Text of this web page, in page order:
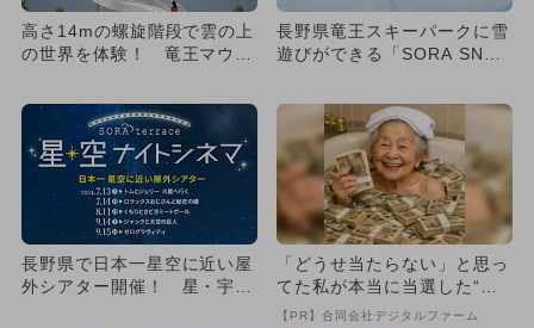
高さ14mの螺旋階段で雲の上
の世界を体験！ 竜王マウン
長野県竜王スキーパークに雪
遊びができる「SORA SNO
長野県で日本一星空に近い屋
外シアター開催！ 星・宇
「どうせ当たらない」と思っ
てた私が本当に当選した“買
い方”がこれ
【PR】合同会社デジタルファーム